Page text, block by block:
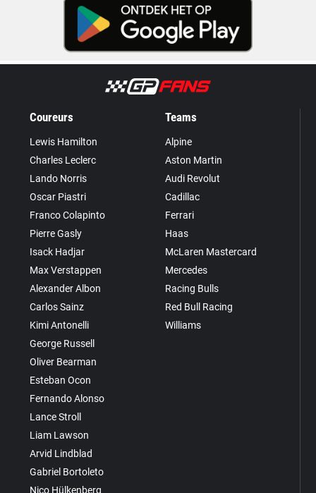
Coureurs
Lewis Hamilton
Charles Leclerc
Lando Norris
Oscar Piastri
Franco Colapinto
Pierre Gasly
Isack Hadjar
Max Verstappen
Alexander Albon
Carlos Sainz
Kimi Antonelli
George Russell
Oliver Bearman
Esteban Ocon
Fernando Alonso
Lance Stroll
Liam Lawson
Arvid Lindblad
Gabriel Bortoleto
Nico Hülkenberg
Teams
Alpine
Aston Martin
Audi Revolut
Cadillac
Ferrari
Haas
McLaren Mastercard
Mercedes
Racing Bulls
Red Bull Racing
Williams